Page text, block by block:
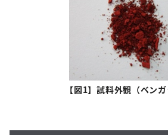
【図1】試料外観（ベンガ